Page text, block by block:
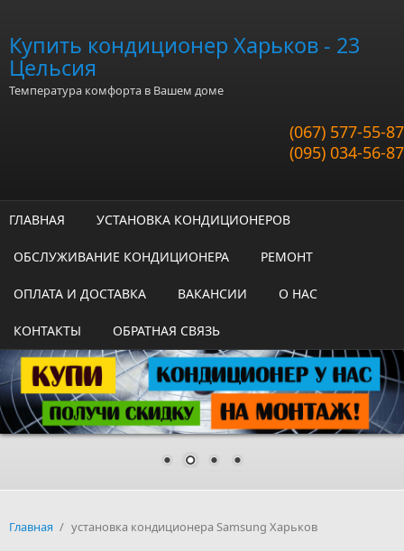
Купить кондиционер Харьков - 23
Цельсия
Температура комфорта в Вашем доме
(067) 577-55-87
(095) 034-56-87
ГЛАВНАЯ УСТАНОВКА КОНДИЦИОНЕРОВ
ОБСЛУЖИВАНИЕ КОНДИЦИОНЕРА РЕМОНТ
ОПЛАТА И ДОСТАВКА ВАКАНСИИ О НАС
КОНТАКТЫ ОБРАТНАЯ СВЯЗЬ
Главная / установка кондиционера Samsung Харьков